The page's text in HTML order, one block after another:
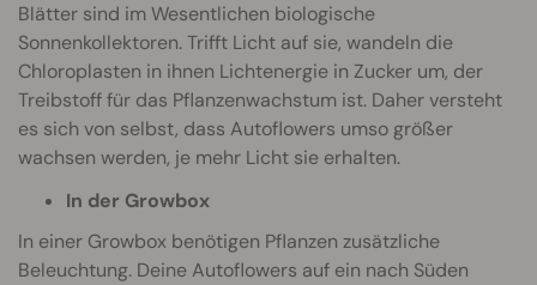
Blätter sind im Wesentlichen biologische
Sonnenkollektoren. Trifft Licht auf sie, wandeln die
Chloroplasten in ihnen Lichtenergie in Zucker um, der
Treibstoff für das Pflanzenwachstum ist. Daher versteht
es sich von selbst, dass Autoflowers umso größer
wachsen werden, je mehr Licht sie erhalten.
In der Growbox
In einer Growbox benötigen Pflanzen zusätzliche
Beleuchtung. Deine Autoflowers auf ein nach Süden